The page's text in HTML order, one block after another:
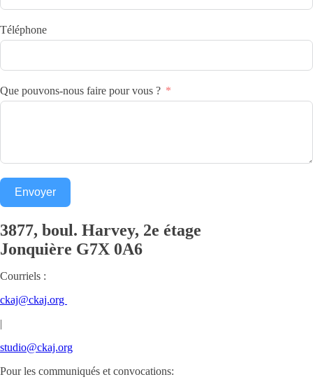
Téléphone
Que pouvons-nous faire pour vous ?
Envoyer
3877, boul. Harvey, 2e étage
Jonquière G7X 0A6
Courriels :
ckaj@ckaj.org
|
studio@ckaj.org
Pour les communiqués et convocations: